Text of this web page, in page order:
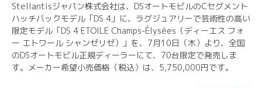
Stellantisジャパン株式会社は、DSオートモビルのCセグメント
ハッチバックモデル「DS 4」に、ラグジュアリーで芸術性の高い
限定モデル「DS 4 ETOILE Champs-Élysées（ディーエス フォ
ー エトワール シャンゼリゼ）」を、7月10日（木）より、全国
のDSオートモビル正規ディーラーにて、70台限定で発売しま
す。メーカー希望小売価格（税込）は、5,750,000円です。